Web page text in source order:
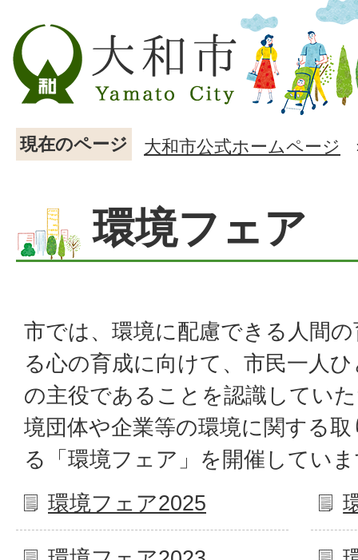
現在のページ 大和市公式ホームページ
環境フェア
市では、環境に配慮できる人間
る心の育成に向けて、市民一人
の主役であることを認識してい
境団体や企業等の環境に関する
る「環境フェア」を開催してい
環境フェア2025